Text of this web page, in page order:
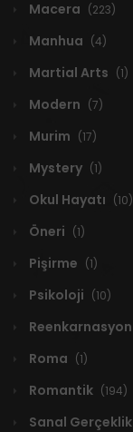
Macera (223)
Manhua (4)
Martial Arts (1)
Modern (7)
Murim (17)
Mystery (1)
Okul Hayatı (10)
Öneri (1)
Pişirme (1)
Psikoloji (10)
Reenkarnasyon
Roma (1)
Romantik (194)
Sanal Gerçeklik